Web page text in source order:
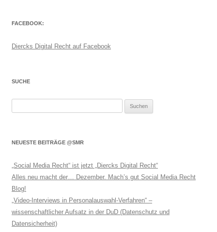
FACEBOOK:
Diercks Digital Recht auf Facebook
SUCHE
NEUESTE BEITRÄGE @SMR
„Social Media Recht“ ist jetzt „Diercks Digital Recht“
Alles neu macht der… Dezember. Mach’s gut Social Media Recht
Blog!
„Video-Interviews in Personalauswahl-Verfahren“ –
wissenschaftlicher Aufsatz in der DuD (Datenschutz und
Datensicherheit)